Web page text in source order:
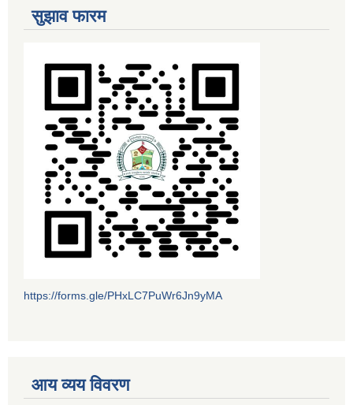
सुझाव फारम
https://forms.gle/PHxLC7PuWr6Jn9yMA
आय व्यय विवरण